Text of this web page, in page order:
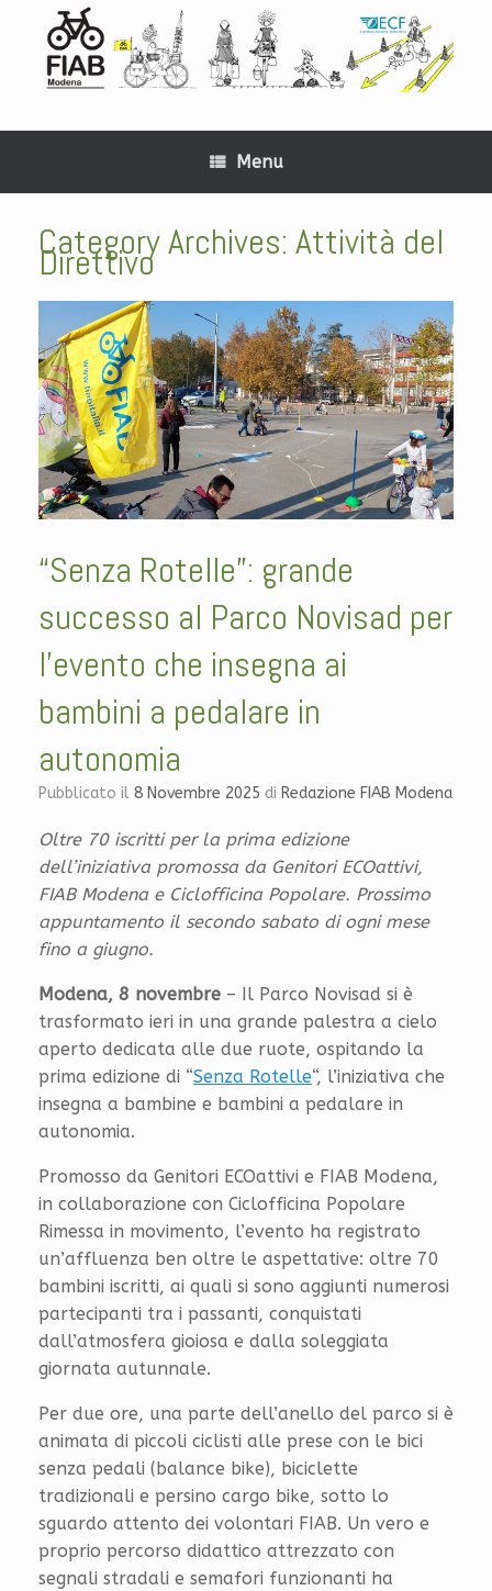
Menu
Category Archives: Attività del
Direttivo
“Senza Rotelle”: grande
successo al Parco Novisad per
l’evento che insegna ai
bambini a pedalare in
autonomia
Pubblicato il 8 Novembre 2025 di Redazione FIAB Modena
Oltre 70 iscritti per la prima edizione
dell’iniziativa promossa da Genitori ECOattivi,
FIAB Modena e Ciclofficina Popolare. Prossimo
appuntamento il secondo sabato di ogni mese
fino a giugno.
Modena, 8 novembre – Il Parco Novisad si è
trasformato ieri in una grande palestra a cielo
aperto dedicata alle due ruote, ospitando la
prima edizione di “Senza Rotelle“, l’iniziativa che
insegna a bambine e bambini a pedalare in
autonomia.
Promosso da Genitori ECOattivi e FIAB Modena,
in collaborazione con Ciclofficina Popolare
Rimessa in movimento, l’evento ha registrato
un’affluenza ben oltre le aspettative: oltre 70
bambini iscritti, ai quali si sono aggiunti numerosi
partecipanti tra i passanti, conquistati
dall’atmosfera gioiosa e dalla soleggiata
giornata autunnale.
Per due ore, una parte dell’anello del parco si è
animata di piccoli ciclisti alle prese con le bici
senza pedali (balance bike), biciclette
tradizionali e persino cargo bike, sotto lo
sguardo attento dei volontari FIAB. Un vero e
proprio percorso didattico attrezzato con
segnali stradali e semafori funzionanti ha